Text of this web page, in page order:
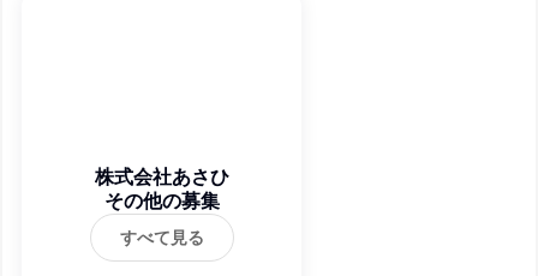
株式会社あさひ
その他の募集
すべて見る